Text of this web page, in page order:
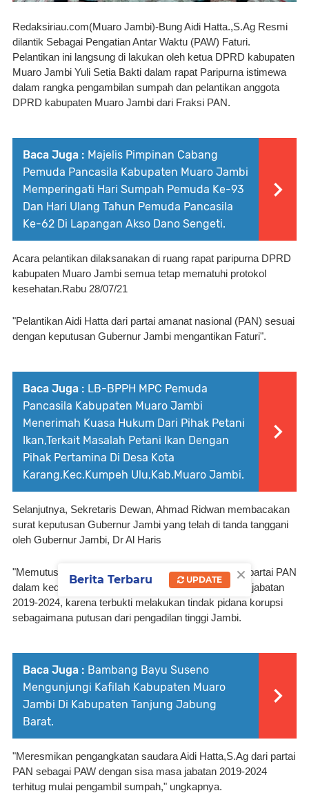
Redaksiriau.com(Muaro Jambi)-Bung Aidi Hatta.,S.Ag Resmi
dilantik Sebagai Pengatian Antar Waktu (PAW) Faturi.
Pelantikan ini langsung di lakukan oleh ketua DPRD kabupaten
Muaro Jambi Yuli Setia Bakti dalam rapat Paripurna istimewa
dalam rangka pengambilan sumpah dan pelantikan anggota
DPRD kabupaten Muaro Jambi dari Fraksi PAN.
Baca Juga : Majelis Pimpinan Cabang
Pemuda Pancasila Kabupaten Muaro Jambi
Memperingati Hari Sumpah Pemuda Ke-93
Dan Hari Ulang Tahun Pemuda Pancasila
Ke-62 Di Lapangan Akso Dano Sengeti.
Acara pelantikan dilaksanakan di ruang rapat paripurna DPRD
kabupaten Muaro Jambi semua tetap mematuhi protokol
kesehatan.Rabu 28/07/21
"Pelantikan Aidi Hatta dari partai amanat nasional (PAN) sesuai
dengan keputusan Gubernur Jambi mengantikan Faturi".
Baca Juga : LB-BPPH MPC Pemuda
Pancasila Kabupaten Muaro Jambi
Menerimah Kuasa Hukum Dari Pihak Petani
Ikan,Terkait Masalah Petani Ikan Dengan
Pihak Pertamina Di Desa Kota
Karang,Kec.Kumpeh Ulu,Kab.Muaro Jambi.
Selanjutnya, Sekretaris Dewan, Ahmad Ridwan membacakan
surat keputusan Gubernur Jambi yang telah di tanda tanggani
oleh Gubernur Jambi, Dr Al Haris
"Memutuskan satu meresmikan pemberhentian dari partai PAN
dalam kedudukannya sebagai anggota dewan, masa jabatan
2019-2024, karena terbukti melakukan tindak pidana korupsi
sebagaimana putusan dari pengadilan tinggi Jambi.
Baca Juga : Bambang Bayu Suseno
Mengunjungi Kafilah Kabupaten Muaro
Jambi Di Kabupaten Tanjung Jabung
Barat.
"Meresmikan pengangkatan saudara Aidi Hatta,S.Ag dari partai
PAN sebagai PAW dengan sisa masa jabatan 2019-2024
terhitug mulai pengambil sumpah," ungkapnya.
×
Berita Terbaru UPDATE